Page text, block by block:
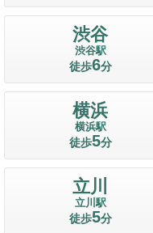
渋谷
渋谷駅
徒歩6分
横浜
横浜駅
徒歩5分
立川
立川駅
徒歩5分